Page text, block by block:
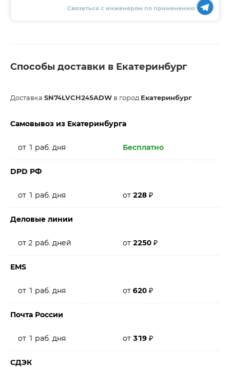
Связаться с инженером по применению
Способы доставки в Екатеринбург
Доставка SN74LVCH245ADW в город Екатеринбург
Самовывоз из Екатеринбурга
от 1 раб. дня Бесплатно
DPD РФ
от 1 раб. дня от 228 ₽
Деловые линии
от 2 раб. дней от 2250 ₽
EMS
от 1 раб. дня от 620 ₽
Почта России
от 1 раб. дня от 319 ₽
СДЭК